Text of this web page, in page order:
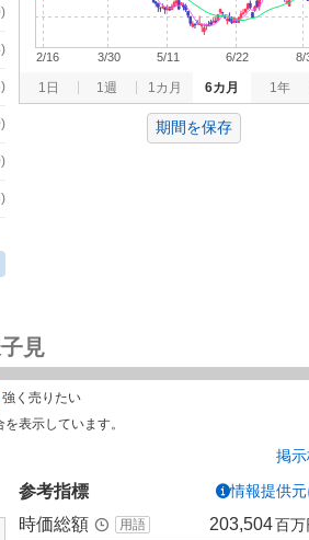
)
)
)
)
)
)
1日 1週 1カ月 6カ月 1年
2/16 3/30 5/11 6/22 8/
期間を保存
見
強く売りたい
表示しています。
掲
参考指標 情報提供
時価総額 用語 203,504百万